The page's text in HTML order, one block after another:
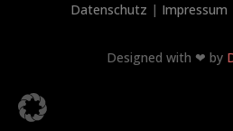
Datenschutz | Impressum
Designed with ❤ by